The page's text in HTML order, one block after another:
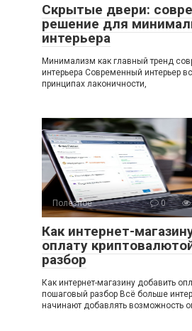
Скрытые двери:
решение для
интерьера
Минимализм как главный тренд
интерьера Современный интерьер
принципах лаконичности,
Полезное 0
Как интернет-
оплату
разбор
Как интернет-магазину добавить
пошаговый разбор Всё больше
начинают добавлять возможность